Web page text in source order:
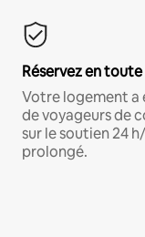
Réservez en
Votre logement a
de voyageurs de
sur le soutien 24
prolongé.